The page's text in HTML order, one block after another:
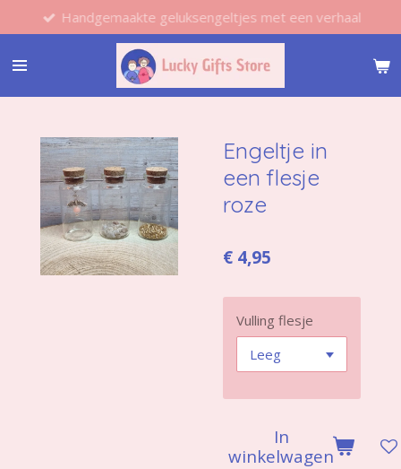
direct
naar
hoofdinhoud
Handgemaakte geluksengeltjes met een verhaal
Engeltje in
een flesje
roze
€ 4,95
Vulling flesje
In
winkelwagen